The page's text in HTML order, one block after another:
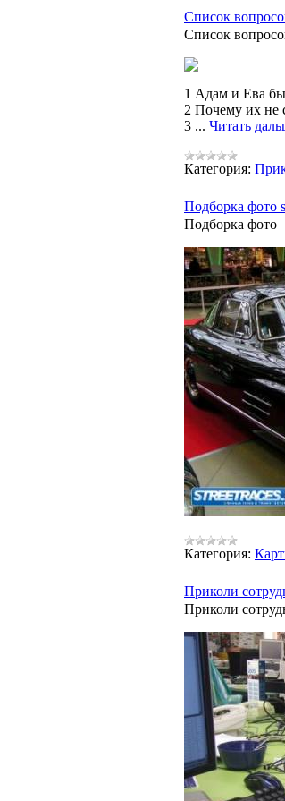
Список
Список
1 Адам и Ева
2 Почему их не
3 ... Читать
Категория:
Подборка фото
Подборка фото
Категория:
Приколи
Приколи